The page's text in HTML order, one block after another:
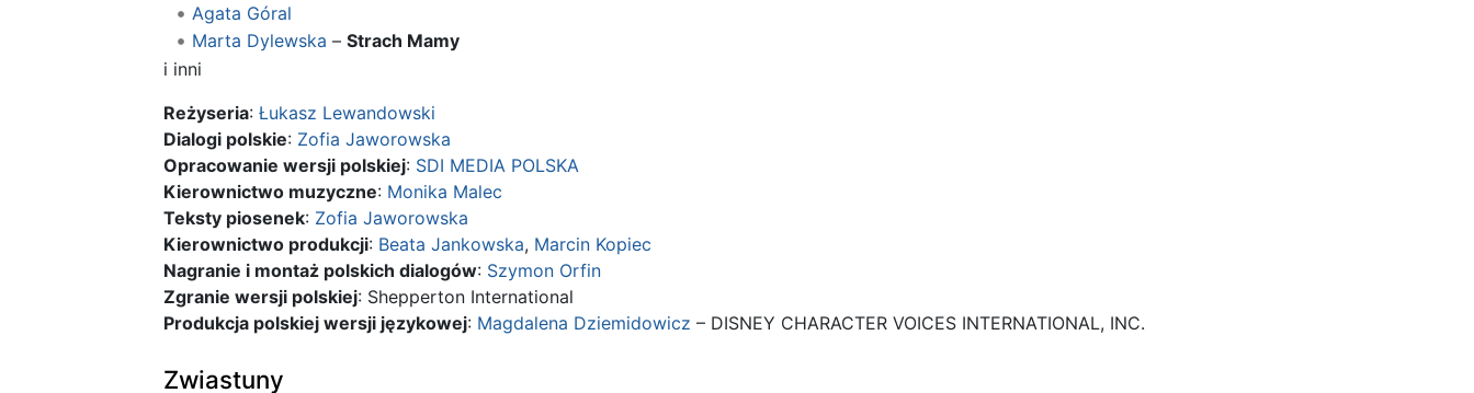
Agata Góral
Marta Dylewska – Strach Mamy
i inni
Reżyseria: Łukasz Lewandowski
Dialogi polskie: Zofia Jaworowska
Opracowanie wersji polskiej: SDI MEDIA POLSKA
Kierownictwo muzyczne: Monika Malec
Teksty piosenek: Zofia Jaworowska
Kierownictwo produkcji: Beata Jankowska, Marcin Kopiec
Nagranie i montaż polskich dialogów: Szymon Orfin
Zgranie wersji polskiej: Shepperton International
Produkcja polskiej wersji językowej: Magdalena Dziemidowicz – DISNEY CHARACTER VOICES INTERNATIONAL, INC.
Zwiastuny